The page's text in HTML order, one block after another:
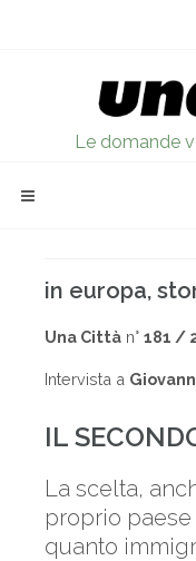
Le domande
in europa,
Una Città n° 181 /
Intervista a
IL
La scelta,
proprio
quanto